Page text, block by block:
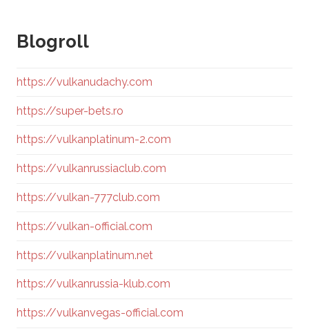
Blogroll
https://vulkanudachy.com
https://super-bets.ro
https://vulkanplatinum-2.com
https://vulkanrussiaclub.com
https://vulkan-777club.com
https://vulkan-official.com
https://vulkanplatinum.net
https://vulkanrussia-klub.com
https://vulkanvegas-official.com